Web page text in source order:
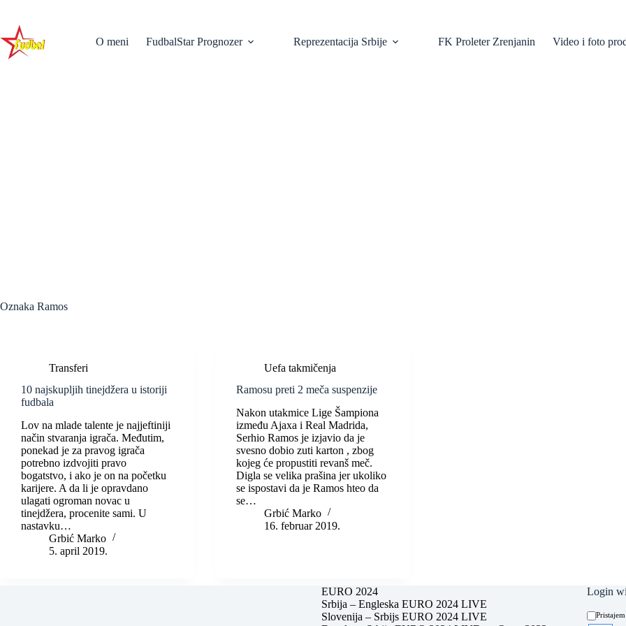
content
O meni
FudbalStar Prognozer Reprezentacija Srbije FK Proleter Zrenjanin Video i foto
Oznaka Ramos
Transferi
10 najskupljih tinejdžera u istoriji
fudbala
Lov na mlade talente je najjeftiniji
način stvaranja igrača. Međutim,
ponekad je za pravog igrača
potrebno izdvojiti pravo
bogatstvo, i ako je on na početku
karijere. A da li je opravdano
ulagati ogroman novac u
tinejdžera, procenite sami. U
nastavku…
Grbić Marko
5. april 2019.
Uefa takmičenja
Ramosu preti 2 meča suspenzije
Nakon utakmice Lige Šampiona
između Ajaxa i Real Madrida,
Serhio Ramos je izjavio da je
svesno dobio zuti karton , zbog
kojeg će propustiti revanš meč.
Digla se velika prašina jer ukoliko
se ispostavi da je Ramos hteo da
se…
Grbić Marko
16. februar 2019.
EURO 2024
Srbija – Engleska EURO 2024 LIVE
Slovenija – Srbijs EURO 2024 LIVE
Login